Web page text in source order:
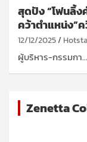
สุดปัง “โฟนลิ้ง
คว้าตำแหน่ง”
12/12/2025
ผู้บริหาร-กรรมกา…
Zenetta